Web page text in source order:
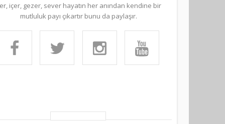
içer, gezer, sever hayatın her anından kendine bir
mutluluk payı çıkartır bunu da paylaşır.